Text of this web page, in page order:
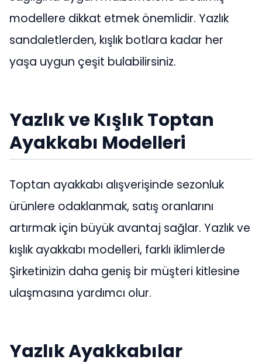
modellere dikkat etmek önemlidir. Yazlık
sandaletlerden, kışlık botlara kadar her
yaşa uygun çeşit bulabilirsiniz.
Yazlık ve Kışlık Toptan
Ayakkabı Modelleri
Toptan ayakkabı alışverişinde sezonluk
ürünlere odaklanmak, satış oranlarını
artırmak için büyük avantaj sağlar. Yazlık ve
kışlık ayakkabı modelleri, farklı iklimlerde
Şirketinizin daha geniş bir müşteri kitlesine
ulaşmasına yardımcı olur.
Yazlık Ayakkabılar